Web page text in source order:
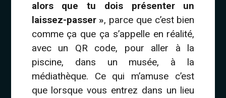
alors que tu dois présenter un
laissez-passer », parce que c’est bien
comme ça que ça s’appelle en réalité,
avec un QR code, pour aller à la
piscine, dans un musée, à la
médiathèque. Ce qui m’amuse c’est
que lorsque vous entrez dans un lieu